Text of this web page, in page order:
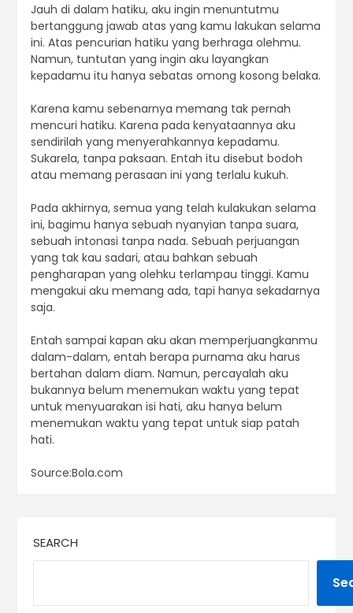
Jauh di dalam hatiku, aku ingin menuntutmu
bertanggung jawab atas yang kamu lakukan selama
ini. Atas pencurian hatiku yang berhraga olehmu.
Namun, tuntutan yang ingin aku layangkan
kepadamu itu hanya sebatas omong kosong belaka.
Karena kamu sebenarnya memang tak pernah
mencuri hatiku. Karena pada kenyataannya aku
sendirilah yang menyerahkannya kepadamu.
Sukarela, tanpa paksaan. Entah itu disebut bodoh
atau memang perasaan ini yang terlalu kukuh.
Pada akhirnya, semua yang telah kulakukan selama
ini, bagimu hanya sebuah nyanyian tanpa suara,
sebuah intonasi tanpa nada. Sebuah perjuangan
yang tak kau sadari, atau bahkan sebuah
pengharapan yang olehku terlampau tinggi. Kamu
mengakui aku memang ada, tapi hanya sekadarnya
saja.
Entah sampai kapan aku akan memperjuangkanmu
dalam-dalam, entah berapa purnama aku harus
bertahan dalam diam. Namun, percayalah aku
bukannya belum menemukan waktu yang tepat
untuk menyuarakan isi hati, aku hanya belum
menemukan waktu yang tepat untuk siap patah
hati.
Source:Bola.com
SEARCH